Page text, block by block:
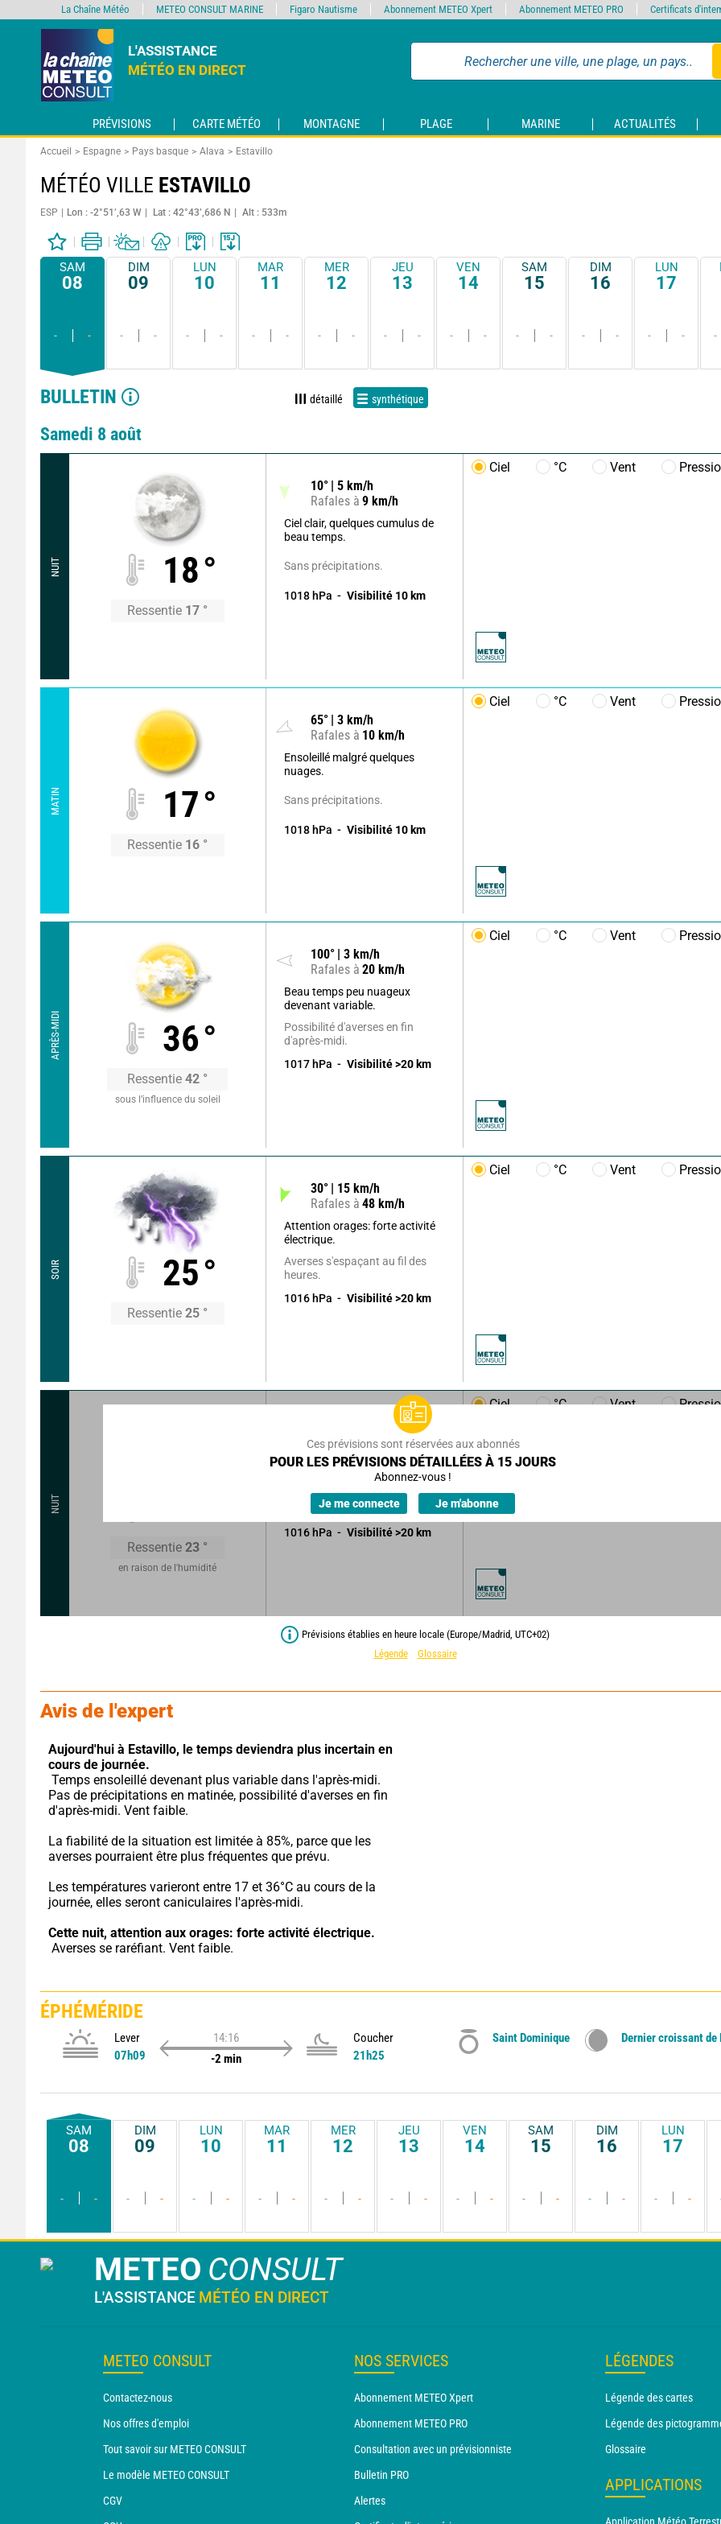
L'ASSISTANCE
MÉTÉO EN DIRECT
PRÉVISIONS CARTE MÉTÉO MONTAGNE PLAGE MARINE ACTUALITÉS
Accueil Espagne Pays basque Alava Estavillo
MÉTÉO VILLE ESTAVILLO
ESP Lon : -2°51’,63 W Lat : 42°43’,686 N Alt : 533m
SAM
08
- -
DIM
09
- -
LUN
10
- -
MAR
11
- -
MER
12
- -
JEU
13
- -
VEN
14
- -
SAM
15
- -
DIM
16
- -
LUN
17
- - -
BULLETIN détaillé synthétique
Samedi 8 août
NUIT 18°
Ressentie 17 °
10° 5 km/h
Rafales à 9 km/h
Ciel clair, quelques cumulus de
beau temps.
Sans précipitations.
1018 hPa Visibilité 10 km
Ciel °C Vent
MATIN 17°
Ressentie 16 °
65° 3 km/h
Rafales à 10 km/h
Ensoleillé malgré quelques
nuages.
Sans précipitations.
1018 hPa Visibilité 10 km
Ciel °C Vent
APRÈS-MIDI 36°
Ressentie 42 °
sous l’influence du soleil
100° 3 km/h
Rafales à 20 km/h
Beau temps peu nuageux
devenant variable.
Possibilité d'averses en fin
d'après-midi.
1017 hPa Visibilité >20 km
Ciel °C Vent
SOIR 25°
Ressentie 25 °
30° 15 km/h
Rafales à 48 km/h
Attention orages: forte activité
électrique.
Averses s'espaçant au fil des
heures.
1016 hPa Visibilité >20 km
Ciel °C Vent
NUIT
Ressentie 23 °
en raison de l'humidité
Rafales à20 km/h
Légers passages nuageux
n'altérant pas le beau temps.
Sans précipitations.
1016 hPa Visibilité >20 km
Ciel °C Vent
Ces prévisions sont réservées aux abonnés
POUR LES PRÉVISIONS DÉTAILLÉES À 15 JOURS
Abonnez-vous !
Je me connecte Je m'abonne
Prévisions établies en heure locale (Europe/Madrid, UTC+02)
Légende
Glossaire
Avis de l'expert
Aujourd'hui à Estavillo, le temps deviendra plus incertain en
cours de journée.
Pas de précipitations en matinée, possibilité d'averses en fin
d'après-midi. Vent faible.
La fiabilité de la situation est limitée à 85%, parce que les
averses pourraient être plus fréquentes que prévu.
Les températures varieront entre 17 et 36°C au cours de la
journée, elles seront caniculaires l'après-midi.
Cette nuit, attention aux orages: forte activité électrique.
Averses se raréfiant. Vent faible.
ÉPHÉMÉRIDE
Lever
07h09
14:16
-2 min
Coucher
21h25
Saint Dominique Dernier croissant de
SAM
08
- -
DIM
09
- -
LUN
10
- -
MAR
11
- -
MER
12
- -
JEU
13
- -
VEN
14
- -
SAM
15
- -
DIM
16
- -
LUN
17
- -
METEO CONSULT
L'ASSISTANCE MÉTÉO EN DIRECT
METEO CONSULT
Contactez-nous
Nos offres d'emploi
Tout savoir sur METEO CONSULT
Le modèle METEO CONSULT
CGV
NOS SERVICES
Abonnement METEO Xpert
Abonnement METEO PRO
Consultation avec un prévisionniste
Bulletin PRO
Alertes
LÉGENDES
Légende des cartes
Légende des
Glossaire
APPLICATIONS
La Chaîne Météo METEO CONSULT MARINE Figaro Nautisme Abonnement METEO Xpert Abonnement METEO PRO Certificats